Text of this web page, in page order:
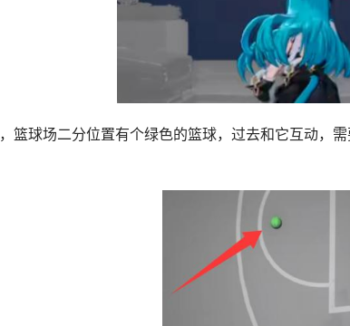
，篮球场二分位置有个绿色的篮球，过去和它互动，